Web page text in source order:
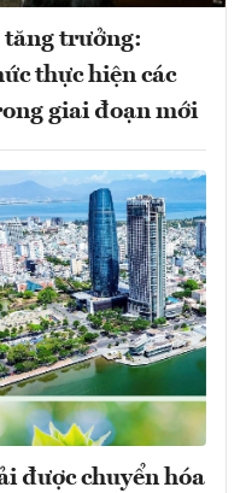
tăng trưởng:
thực hiện các
giai đoạn mới
được chuyển hóa